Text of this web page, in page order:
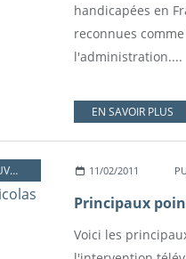
handicapées en
reconnues
l'administration....
EN SAVOIR PLUS
ACTION PRÉSIDENTIELLE ET GOUVERNEMENTALE 11/02/2011
Voici les